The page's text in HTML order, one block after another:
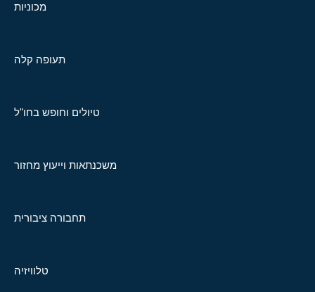
מכוניות
תעופה קלה
טיולים וחופש בחו"ל
משכנתאות וייעוץ מחזור
תחבורה ציבורית
טלוויזיה